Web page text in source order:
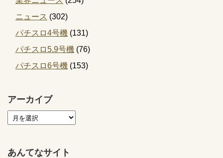
ニュース (302)
パチスロ4号機 (131)
パチスロ5.9号機 (76)
パチスロ6号機 (153)
アーカイブ
あんてなサイト